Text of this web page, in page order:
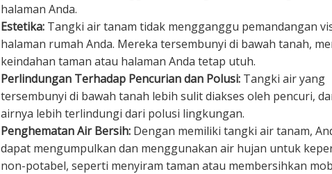
halaman Anda.
Estetika: Tangki air tanam tidak mengganggu pemandangan
halaman rumah Anda. Mereka tersembunyi di bawah tanah,
keindahan taman atau halaman Anda tetap utuh.
Perlindungan Terhadap Pencurian dan Polusi: Tangki air yang
tersembunyi di bawah tanah lebih sulit diakses oleh pencuri,
airnya lebih terlindungi dari polusi lingkungan.
Penghematan Air Bersih: Dengan memiliki tangki air tanam,
dapat mengumpulkan dan menggunakan air hujan untuk
non-potabel, seperti menyiram taman atau membersihkan